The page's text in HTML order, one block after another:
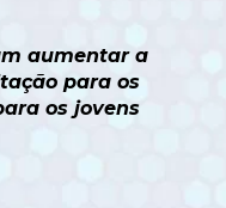
aumentar a
para os
os jovens